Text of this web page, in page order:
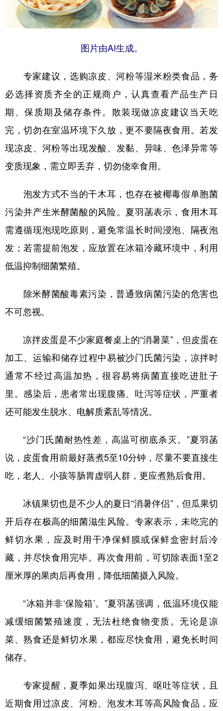
图片由AI生成。
专家建议，选购凉皮、河粉等湿米粉类食品，务
必选择资质齐全的正规商户，认真查看产品生产日
期、保质期及储存条件。散装现做凉皮建议当天吃
完，切勿在室温环境下久放，更不要隔夜食用。若发
现凉皮、河粉等出现发酸、发黏、异味、色泽异常等
变质现象，需立即丢弃，切勿侥幸食用。
泡发方式不当的干木耳，也存在被椰毒假单胞菌
污染并产生米酵菌酸的风险。夏羽菡表示，食用木耳
需遵循现泡现吃原则，避免常温长时间浸泡、隔夜泡
发；若需提前泡发，应放置在冰箱冷藏环境中，利用
低温抑制细菌繁殖。
除米酵菌酸毒素污染，普通致病菌污染的危害也
不可忽视。
凉拌皮蛋是不少家庭餐桌上的“消暑菜”，但皮蛋在
加工、运输和储存过程中易被沙门氏菌污染，凉拌时
通常不经过高温加热，很容易将病菌直接吃进肚子
里。感染后，患者常出现腹痛、吐泻等症状，严重者
还可能发生脱水、电解质紊乱等情况。
“沙门氏菌耐热性差，高温可彻底杀灭。”夏羽菡
说，皮蛋食用前最好蒸煮5至10分钟，尽量不要直接生
吃，老人、小孩等肠胃虚弱人群，更应煮熟后食用。
冰镇果切也是不少人的夏日“消暑伴侣”，但瓜果切
开后存在极高的细菌滋生风险。专家表示，未吃完的
鲜切水果，应及时用干净保鲜膜或保鲜盒密封后冷
藏，并尽快食用完毕。再次食用前，可切除表面1至2
厘米厚的果肉后再食用，降低细菌摄入风险。
“冰箱并非‘保险箱’。”夏羽菡强调，低温环境仅能
减缓细菌繁殖速度，无法杜绝食物变质。无论是凉
菜、熟食还是鲜切水果，都应尽快食用，避免长时间
储存。
专家提醒，夏季如果出现腹泻、呕吐等症状，且
近期食用过凉皮、河粉、泡发木耳等高风险食品，应